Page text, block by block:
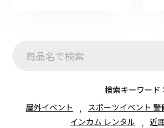
検索キーワード：
屋外イベント
スポーツイベント 警
インカム レンタル
近